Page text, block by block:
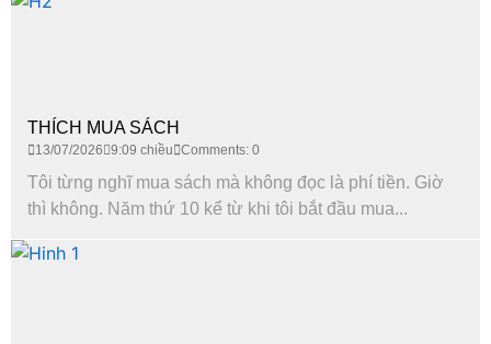
THÍCH MUA SÁCH
13/07/2026 9:09 chiều Comments: 0
Tôi từng nghĩ mua sách mà không đọc là phí tiền. Giờ
thì không. Năm thứ 10 kể từ khi tôi bắt đầu mua...